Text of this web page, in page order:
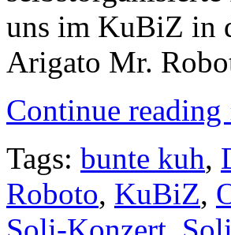
uns im KuBiZ in
Arigato Mr.
Continue reading
Tags: bunte kuh,
Roboto, KuBiZ,